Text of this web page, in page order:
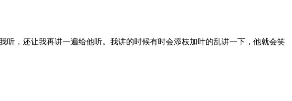
，还让我再讲一遍给他听。我讲的时候有时会添枝加叶的乱讲一下，他就会笑